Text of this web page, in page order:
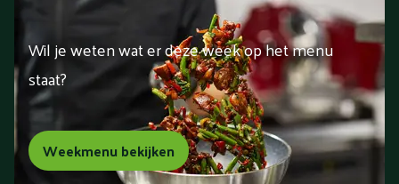
Wil je weten wat er deze week op het menu
staat?
Weekmenu bekijken